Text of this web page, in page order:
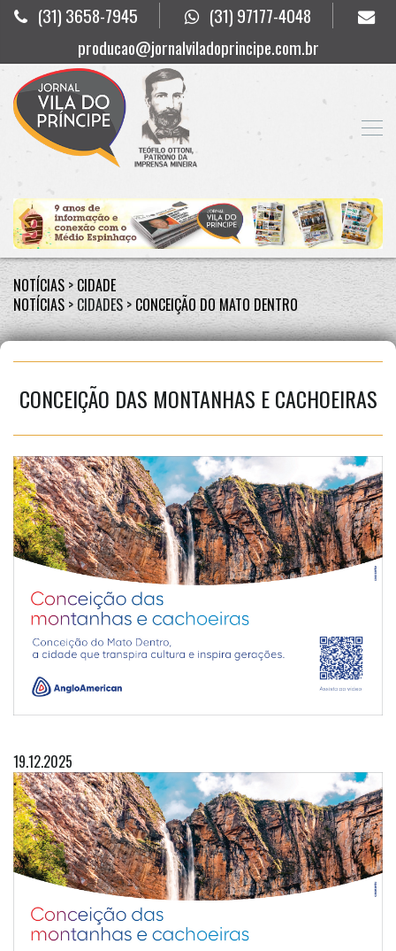
(31) 3658-7945
(31) 97177-4048
producao@jornalviladoprincipe.com.br
NOTÍCIAS > CIDADE
NOTÍCIAS > CIDADES > CONCEIÇÃO DO MATO DENTRO
CONCEIÇÃO DAS MONTANHAS E CACHOEIRAS
19.12.2025